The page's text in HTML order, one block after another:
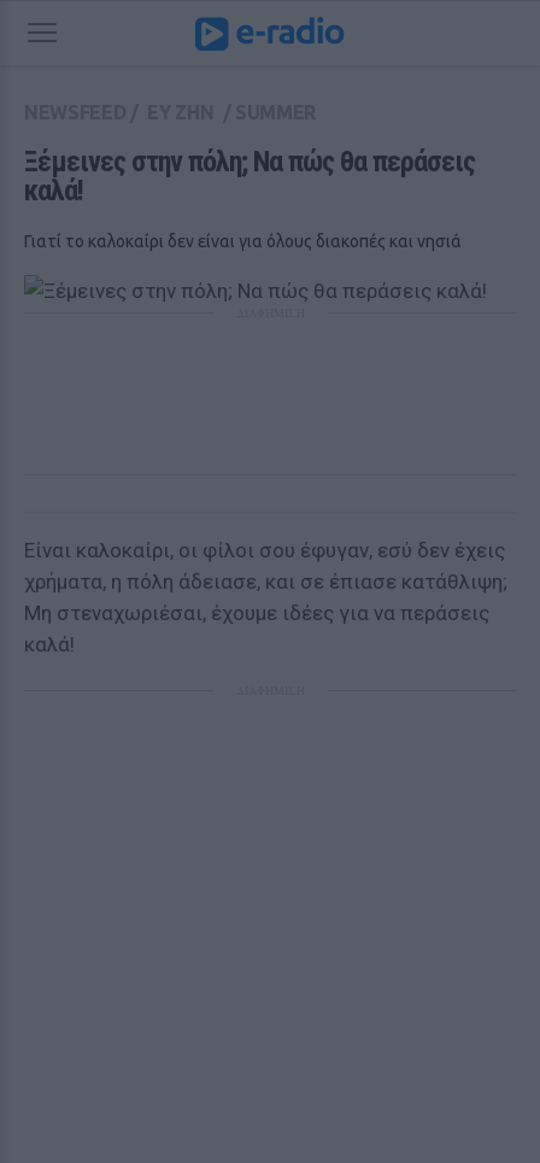
Ξέμεινες στην πόλη; Να πώς θα περάσεις
καλά!
Γιατί το καλοκαίρι δεν είναι για όλους διακοπές και νησιά
Είναι καλοκαίρι, οι φίλοι σου έφυγαν, εσύ δεν έχεις
χρήματα, η πόλη άδειασε, και σε έπιασε κατάθλιψη;
Μη στεναχωριέσαι, έχουμε ιδέες για να περάσεις
καλά!